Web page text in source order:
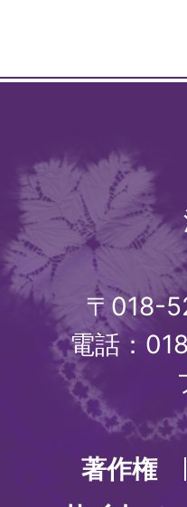
〒018-
電話：
著作権